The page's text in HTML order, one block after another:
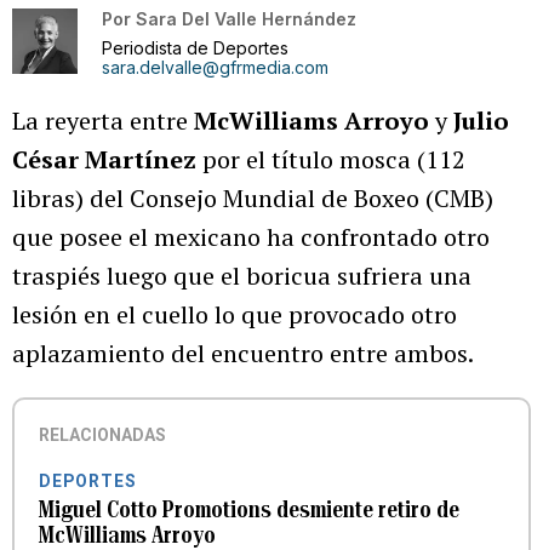
Por Sara Del Valle Hernández
Periodista de Deportes
sara.delvalle@gfrmedia.com
La reyerta entre McWilliams ArroyoyJulio
César Martínez por el título mosca (112
libras) del Consejo Mundial de Boxeo (CMB)
que posee el mexicano ha confrontado otro
traspiés luego que el boricua sufriera una
lesión en el cuello lo que provocado otro
aplazamiento del encuentro entre ambos.
RELACIONADAS
DEPORTES
Miguel Cotto Promotions desmiente retiro de
McWilliams Arroyo